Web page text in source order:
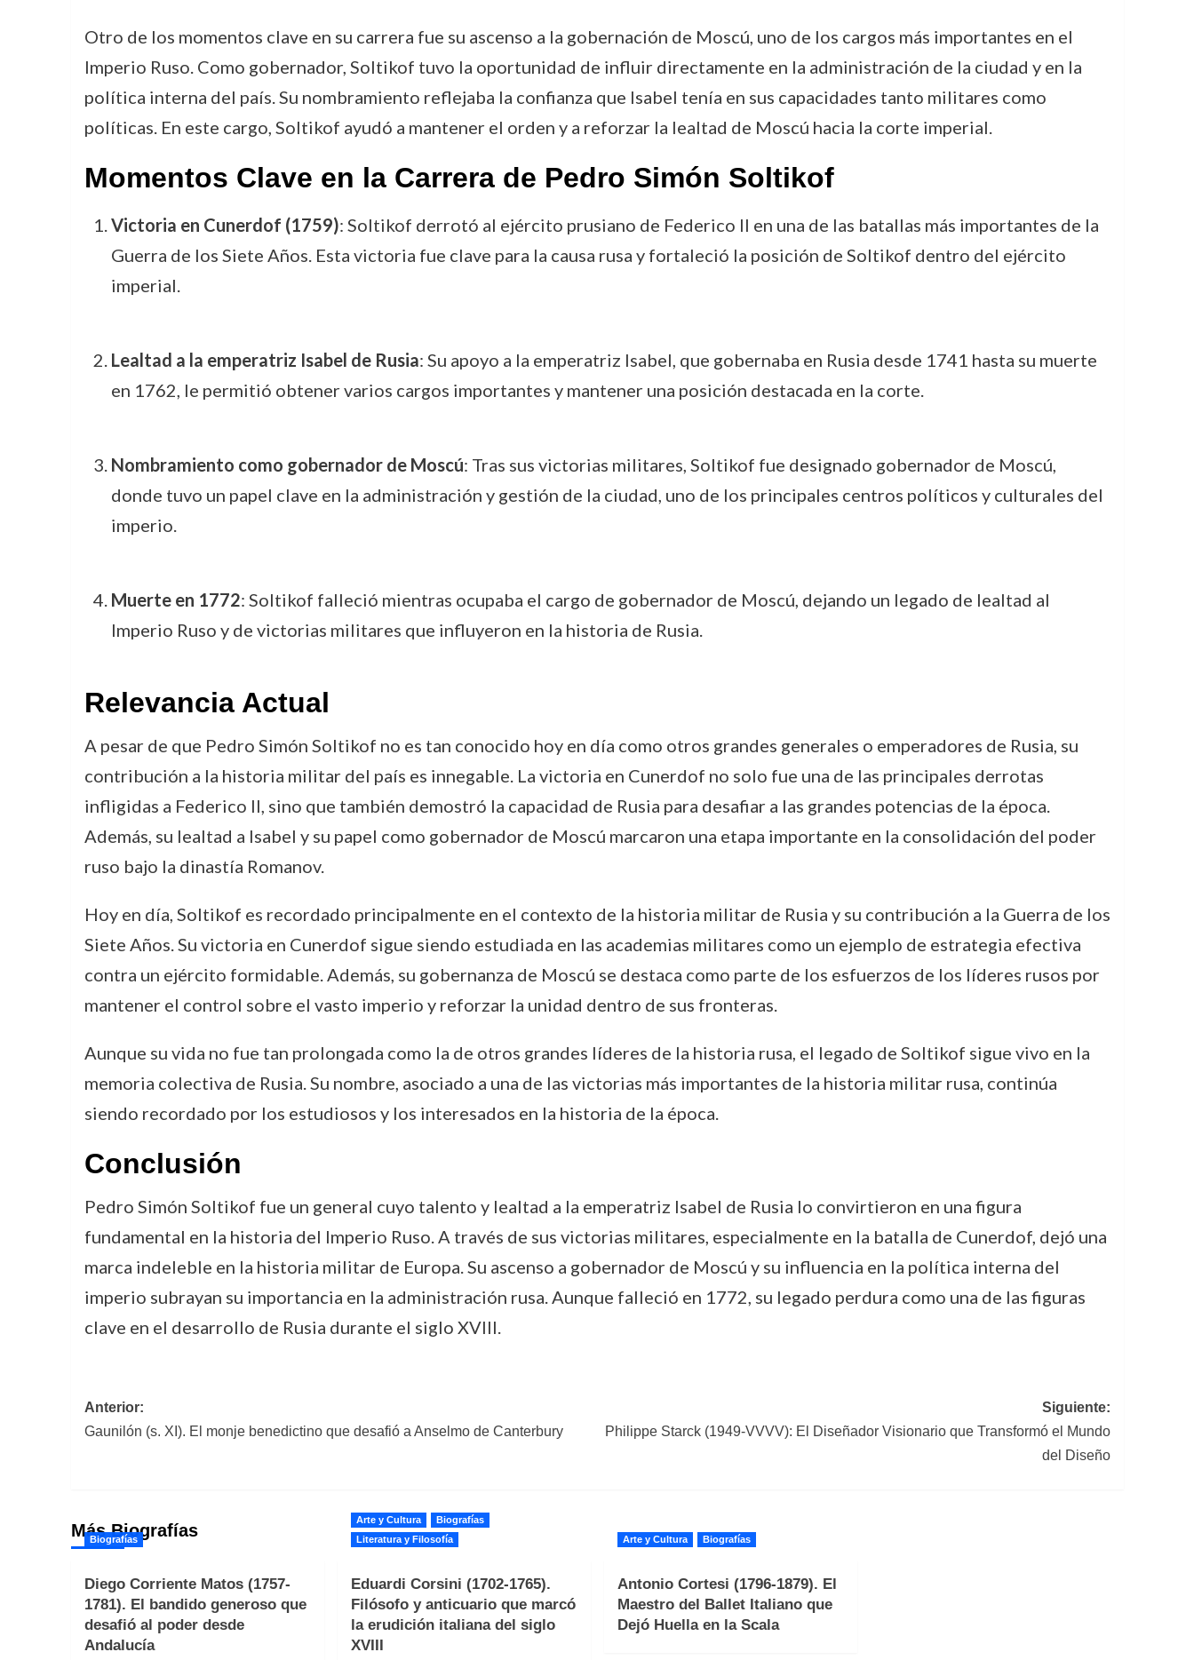
Otro de los momentos clave en su carrera fue su ascenso a la gobernación de Moscú, uno de los cargos más importantes en el
Imperio Ruso. Como gobernador, Soltikof tuvo la oportunidad de influir directamente en la administración de la ciudad y en la
política interna del país. Su nombramiento reflejaba la confianza que Isabel tenía en sus capacidades tanto militares como
políticas. En este cargo, Soltikof ayudó a mantener el orden y a reforzar la lealtad de Moscú hacia la corte imperial.
Momentos Clave en la Carrera de Pedro Simón Soltikof
Victoria en Cunerdof (1759): Soltikof derrotó al ejército prusiano de Federico II en una de las batallas más importantes de la
Guerra de los Siete Años. Esta victoria fue clave para la causa rusa y fortaleció la posición de Soltikof dentro del ejército
imperial.
Lealtad a la emperatriz Isabel de Rusia: Su apoyo a la emperatriz Isabel, que gobernaba en Rusia desde 1741 hasta su muerte
en 1762, le permitió obtener varios cargos importantes y mantener una posición destacada en la corte.
Nombramiento como gobernador de Moscú: Tras sus victorias militares, Soltikof fue designado gobernador de Moscú,
donde tuvo un papel clave en la administración y gestión de la ciudad, uno de los principales centros políticos y culturales del
imperio.
Muerte en 1772: Soltikof falleció mientras ocupaba el cargo de gobernador de Moscú, dejando un legado de lealtad al
Imperio Ruso y de victorias militares que influyeron en la historia de Rusia.
Relevancia Actual
A pesar de que Pedro Simón Soltikof no es tan conocido hoy en día como otros grandes generales o emperadores de Rusia, su
contribución a la historia militar del país es innegable. La victoria en Cunerdof no solo fue una de las principales derrotas
infligidas a Federico II, sino que también demostró la capacidad de Rusia para desafiar a las grandes potencias de la época.
Además, su lealtad a Isabel y su papel como gobernador de Moscú marcaron una etapa importante en la consolidación del poder
ruso bajo la dinastía Romanov.
Hoy en día, Soltikof es recordado principalmente en el contexto de la historia militar de Rusia y su contribución a la Guerra de los
Siete Años. Su victoria en Cunerdof sigue siendo estudiada en las academias militares como un ejemplo de estrategia efectiva
contra un ejército formidable. Además, su gobernanza de Moscú se destaca como parte de los esfuerzos de los líderes rusos por
mantener el control sobre el vasto imperio y reforzar la unidad dentro de sus fronteras.
Aunque su vida no fue tan prolongada como la de otros grandes líderes de la historia rusa, el legado de Soltikof sigue vivo en la
memoria colectiva de Rusia. Su nombre, asociado a una de las victorias más importantes de la historia militar rusa, continúa
siendo recordado por los estudiosos y los interesados en la historia de la época.
Conclusión
Pedro Simón Soltikof fue un general cuyo talento y lealtad a la emperatriz Isabel de Rusia lo convirtieron en una figura
fundamental en la historia del Imperio Ruso. A través de sus victorias militares, especialmente en la batalla de Cunerdof, dejó una
marca indeleble en la historia militar de Europa. Su ascenso a gobernador de Moscú y su influencia en la política interna del
imperio subrayan su importancia en la administración rusa. Aunque falleció en 1772, su legado perdura como una de las figuras
clave en el desarrollo de Rusia durante el siglo XVIII.
Navegación
Anterior:
Gaunilón (s. XI). El monje benedictino que desafió a Anselmo de Canterbury
Siguiente:
Philippe Starck (1949-VVVV): El Diseñador Visionario que Transformó el Mundo
del Diseño
Más Biografías
Biografías
Diego Corriente Matos (1757-
1781). El bandido generoso que
desafió al poder desde
Andalucía
Arte y Cultura
Biografías
Literatura y Filosofía
Eduardi Corsini (1702-1765).
Filósofo y anticuario que marcó
la erudición italiana del siglo
XVIII
Arte y Cultura Biografías
Antonio Cortesi (1796-1879). El
Maestro del Ballet Italiano que
Dejó Huella en la Scala